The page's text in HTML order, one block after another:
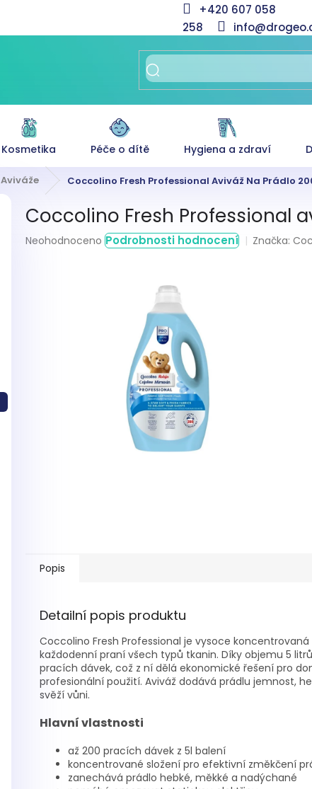
+420 607 058
258
Kosmetika Péče o dítě Hygiena a zdraví
Aviváže Coccolino Fresh Professional Aviváž Na Prádlo
Coccolino Fresh Professional
Průměrné
Neohodnoceno Podrobnosti hodnocení Značka:
Popis
Detailní popis produktu
Coccolino Fresh Professional je vysoce
každodenní praní všech typů tkanin. Díky objemu 5
pracích dávek, což z ní dělá ekonomické řešení pro
profesionální použití. Aviváž dodává prádlu jemnost,
svěží vůni.
Hlavní vlastnosti
až 200 pracích dávek z 5l balení
koncentrované složení pro efektivní změkčení
zanechává prádlo hebké, měkké a nadýchané